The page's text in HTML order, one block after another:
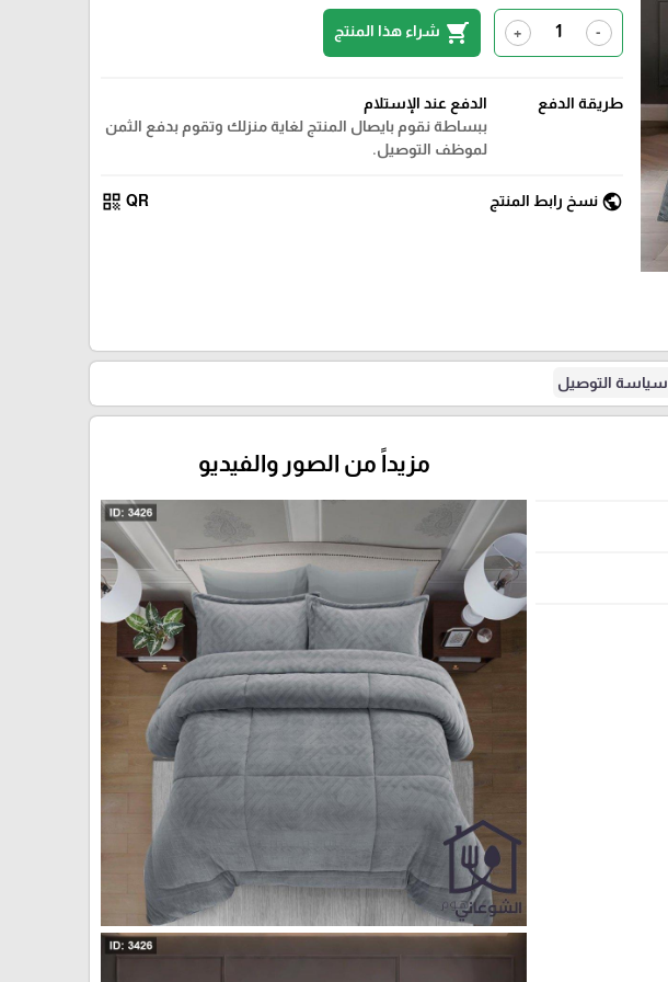
-
+
shopping_cart شراء هذا المنتج
طريقة الدفع
الدفع عند الإستلام
ببساطة نقوم بايصال المنتج لغاية منزلك وتقوم بدفع الثمن
لموظف التوصيل.
public نسخ رابط المنتج QR
qr_code
سياسة التوصيل
مزيداً من الصور والفيديو